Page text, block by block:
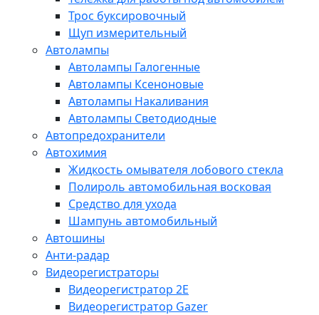
Трос буксировочный
Щуп измерительный
Автолампы
Автолампы Галогенные
Автолампы Ксеноновые
Автолампы Накаливания
Автолампы Светодиодные
Автопредохранители
Автохимия
Жидкость омывателя лобового стекла
Полироль автомобильная восковая
Средство для ухода
Шампунь автомобильный
Автошины
Анти-радар
Видеорегистраторы
Видеорегистратор 2E
Видеорегистратор Gazer